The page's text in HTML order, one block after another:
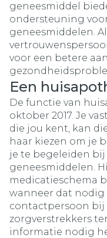
geneesmiddel
ondersteuning
geneesmiddelen.
voor een betere
Een
De functie van
oktober 2017. Je
die jou kent, kan
haar kiezen om je
je te begeleiden
geneesmiddelen.
medicatieschema
wanneer dat nodig
contactpersoon bij
zorgverstrekkers
informatie nodig